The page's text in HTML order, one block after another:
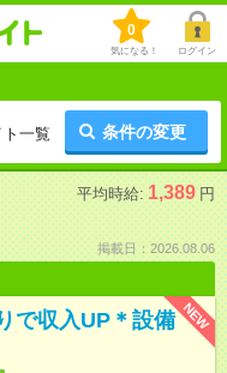
0
気になる！ ログイン
一覧 条件の変更
平均時給: 1,389 円
掲載日：2026.08.06
NEW
で収入UP＊設備